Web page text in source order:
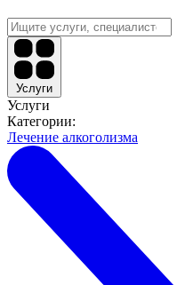
Услуги
Услуги
Категории:
Лечение алкоголизма